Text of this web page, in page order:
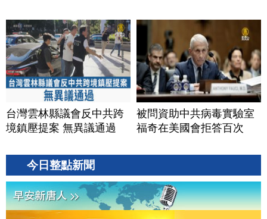
台灣雲林縣議會反中共跨
境鎮壓提案 無異議通過
被問資助中共病毒實驗室
福奇在美國會拒答百次
今日整點新聞